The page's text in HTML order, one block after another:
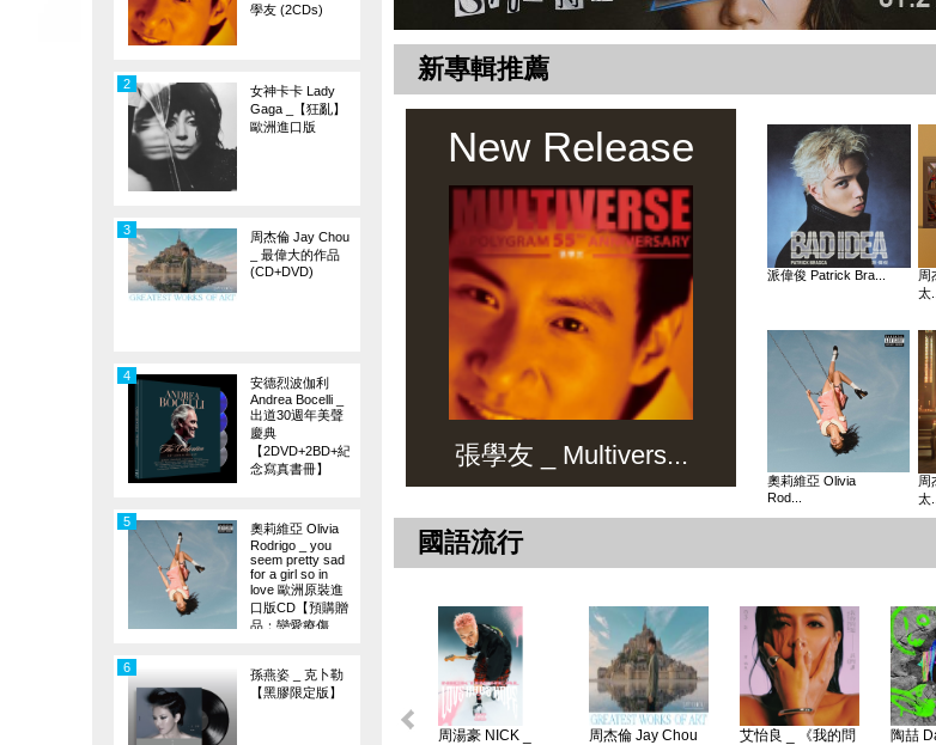
學友 (2CDs)
女神卡卡 Lady
Gaga _【狂亂】
歐洲進口版
2
周杰倫 Jay Chou
_ 最偉大的作品
(CD+DVD)
3
安德烈波伽利
Andrea Bocelli _
出道30週年美聲
慶典
【2DVD+2BD+紀
念寫真書冊】
4
奧莉維亞 Olivia
Rodrigo _ you
seem pretty sad
for a girl so in
love 歐洲原裝進
口版CD【預購贈
品：戀愛療傷
5
孫燕姿 _ 克卜勒
【黑膠限定版】
6
新專輯推薦
New Release
張學友 _ Multivers...
派偉俊 Patrick Bra...
周
太...
奧莉維亞 Olivia
Rod...
周
太...
國語流行
周湯豪 NICK _
周杰倫 Jay Chou
艾怡良 _ 《我的問
陶喆